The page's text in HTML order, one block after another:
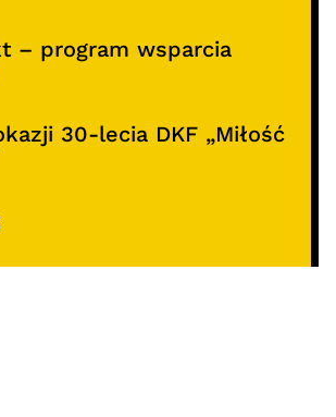
– program wsparcia
30-lecia DKF „Miłość